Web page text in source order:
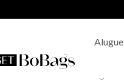
Alugue